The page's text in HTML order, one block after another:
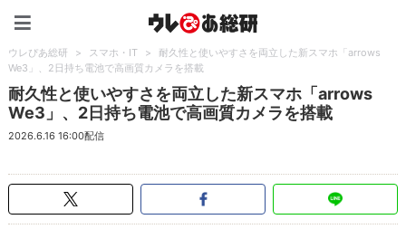
ウレぴあ総研 > スマホ・IT >
耐久性と使いやすさを両立した新スマホ「arrows
We3」、2日持ち電池で高画質カメラを搭載
耐久性と使いやすさを両立した新スマホ「arrows
We3」、2日持ち電池で高画質カメラを搭載
2026.6.16 16:00配信